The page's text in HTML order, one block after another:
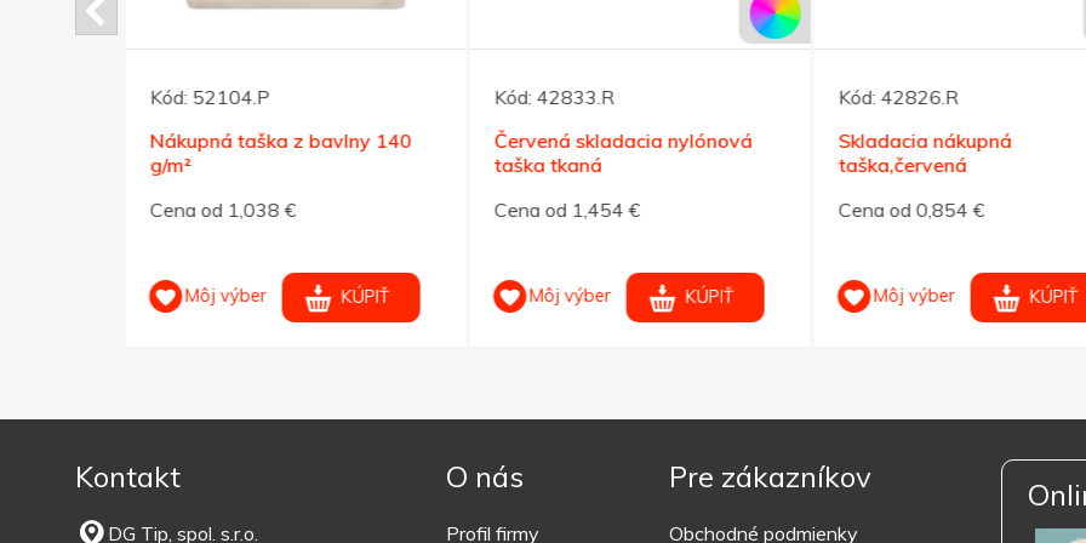
Kód: 52104.P
Nákupná taška z bavlny 140
g/m²
Cena od 1,038 €
Môj výber KÚPIŤ
Kód: 42833.R
Červená skladacia nylónová
taška tkaná
Cena od 1,454 €
Môj výber KÚPIŤ
Kód: 42826.R
Skladacia nákupná
taška,červená
Cena od 0,854 €
Môj výber KÚPIŤ
Kontakt
DG Tip, spol. s.r.o.
O nás
Profil firmy
Pre zákazníkov
Obchodné podmienky